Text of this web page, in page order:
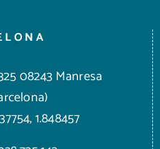
08243 Manresa
1.848457